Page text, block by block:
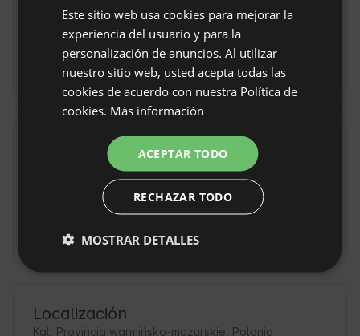
Tarifa por
(200 PLN
Reglas de la propiedad
Hora de llegada: Desde 16:00
Hora de salida: Hasta 11:00
Reservar sin reembolso
Localización
Kal, Provincia warmińsko-mazurskie, Polonia
ENGLISH
POLISH
GERMAN
Este sitio web usa cookies para mejorar la
experiencia del usuario y para la
personalización de anuncios. Al utilizar
nuestro sitio web, usted acepta todas las
cookies de acuerdo con nuestra Política de
cookies. Más información
ACEPTAR TODO
RECHAZAR TODO
MOSTRAR DETALLES